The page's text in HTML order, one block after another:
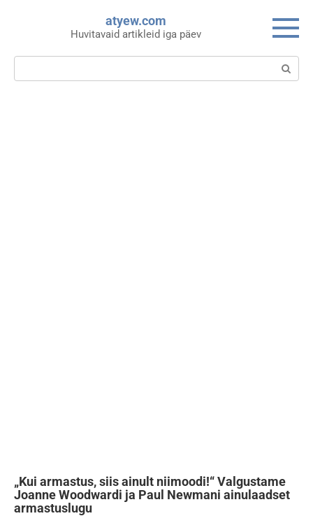
atyew.com
Huvitavaid artikleid iga päev
Search:
„Kui armastus, siis ainult niimoodi!“ Valgustame
Joanne Woodwardi ja Paul Newmani ainulaadset
armastuslugu